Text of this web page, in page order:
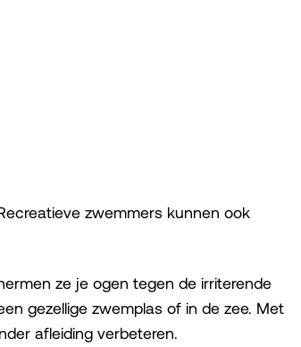
zwemmers kunnen ook
ze je ogen tegen de irriterende
gezellige zwemplas of in de zee. Met
afleiding verbeteren.